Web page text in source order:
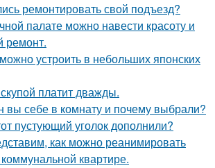
ремонтировать свой подъезд?
палате можно навести красоту и
ремонт.
устроить в небольших японских
платит дважды.
вы себе в комнату и почему выбрали?
пустующий уголок дополнили?
как можно реанимировать
квартире.